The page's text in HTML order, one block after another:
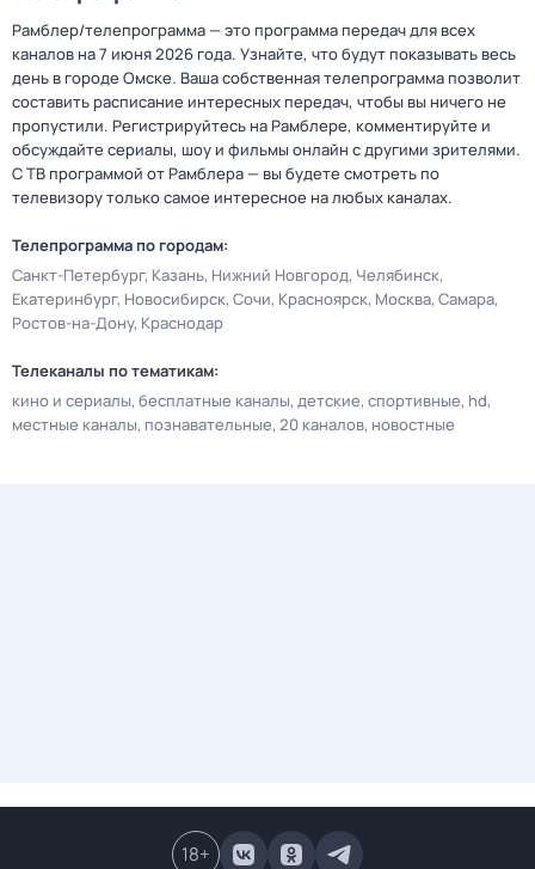
Рамблер/телепрограмма — это программа передач для всех
каналов на 7 июня 2026 года. Узнайте, что будут показывать весь
день в городе Омске. Ваша собственная телепрограмма позволит
составить расписание интересных передач, чтобы вы ничего не
пропустили. Регистрируйтесь на Рамблере, комментируйте и
обсуждайте сериалы, шоу и фильмы онлайн с другими зрителями.
С ТВ программой от Рамблера — вы будете смотреть по
телевизору только самое интересное на любых каналах.
Телепрограмма по городам:
Санкт-Петербург Казань Нижний Новгород Челябинск
Екатеринбург Новосибирск Сочи Красноярск Москва Самара
Ростов-на-Дону Краснодар
Телеканалы по тематикам:
кино и сериалы бесплатные каналы детские спортивные hd
местные каналы познавательные 20 каналов новостные
18+